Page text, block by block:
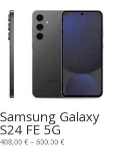
Samsung Galaxy
S24 FE 5G
408,00 € – 600,00 €